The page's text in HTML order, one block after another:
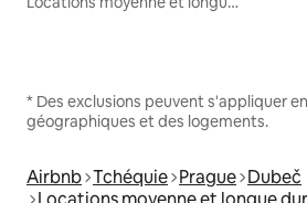
* Des exclusions peuvent s'appliquer
géographiques et des logements.
Airbnb Tchéquie Prague Dubeč